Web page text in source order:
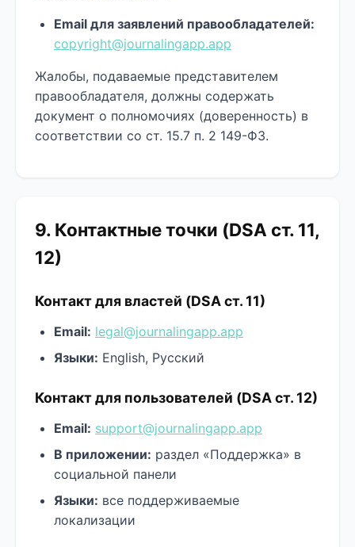
Email для заявлений правообладателей:
copyright@journalingapp.app
Жалобы, подаваемые представителем
правообладателя, должны содержать
документ о полномочиях (доверенность) в
соответствии со ст. 15.7 п. 2 149-ФЗ.
9. Контактные точки (DSA ст. 11,
12)
Контакт для властей (DSA ст. 11)
Email: legal@journalingapp.app
Языки: English, Русский
Контакт для пользователей (DSA ст. 12)
Email: support@journalingapp.app
В приложении: раздел «Поддержка» в
социальной панели
Языки: все поддерживаемые
локализации